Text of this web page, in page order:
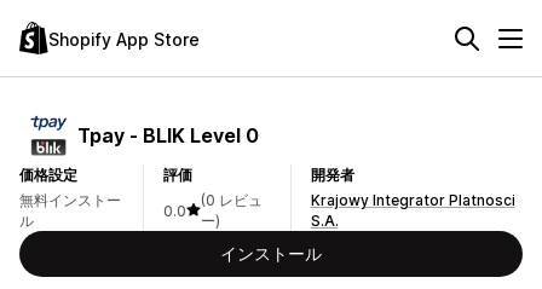
Shopify App Store
Tpay ‑ BLIK Level 0
価格設定
無料インストー
ル
評価
0.0
(0 レビュ
ー)
開発者
Krajowy Integrator Platnosci
S.A.
インストール